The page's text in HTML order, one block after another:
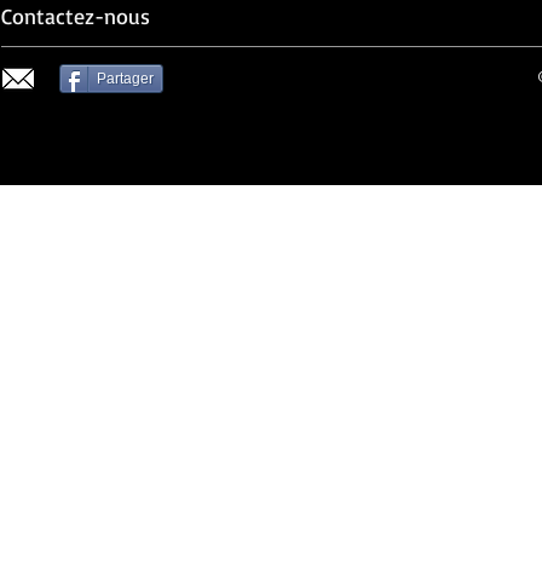
Contactez-nous
Partager